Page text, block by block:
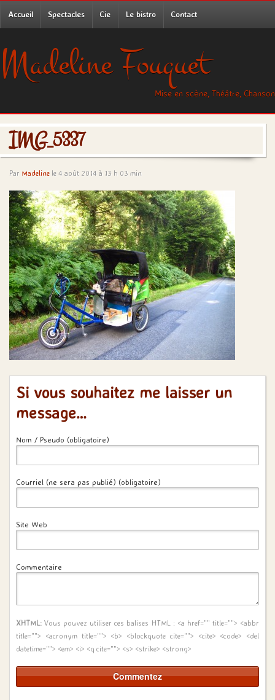
Accueil Spectacles Cie Le bistro Contact
Madeline Fouquet
Mise en scène, Théâtre, Chanson
IMG_5337
Par Madeline le 4 août 2014 à 13 h 03 min
Si vous souhaitez me laisser un
message…
Nom / Pseudo (obligatoire)
Courriel (ne sera pas publié) (obligatoire)
Site Web
Commentaire
XHTML: Vous pouvez utiliser ces balises HTML : <a href="" title=""> <abbr
title=""> <acronym title=""> <b> <blockquote cite=""> <cite> <code> <del
datetime=""> <em> <i> <q cite=""> <s> <strike> <strong>